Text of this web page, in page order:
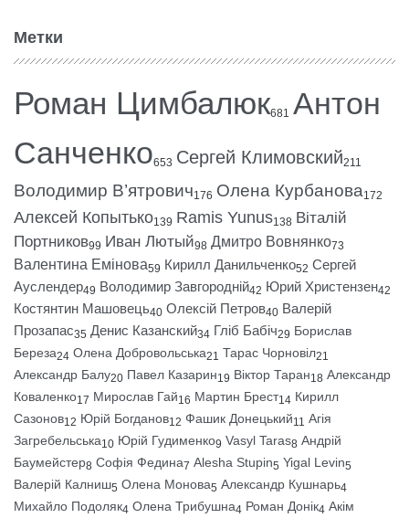
Метки
Роман Цимбалюк681 Антон
Санченко653 Сергей Климовский211
Володимир В’ятрович176 Олена Курбанова172
Алексей Копытько139 Ramis Yunus138 Віталій
Портников99 Иван Лютый98 Дмитро Вовнянко73
Валентина Емінова59 Кирилл Данильченко52 Сергей
Ауслендер49 Володимир Завгородній42 Юрий Христензен42
Костянтин Машовець40 Олексій Петров40 Валерій
Прозапас35 Денис Казанский34 Гліб Бабіч29 Борислав
Береза24 Олена Добровольська21 Тарас Чорновіл21
Александр Балу20 Павел Казарин19 Віктор Таран18 Александр
Коваленко17 Мирослав Гай16 Мартин Брест14 Кирилл
Сазонов12 Юрій Богданов12 Фашик Донецький11 Агія
Загребельська10 Юрій Гудименко9 Vasyl Taras8 Андрій
Баумейстер8 Софія Федина7 Alesha Stupin5 Yigal Levin5
Валерій Калниш5 Олена Монова5 Александр Кушнарь4
Михайло Подоляк4 Олена Трибушна4 Роман Донік4 Акім